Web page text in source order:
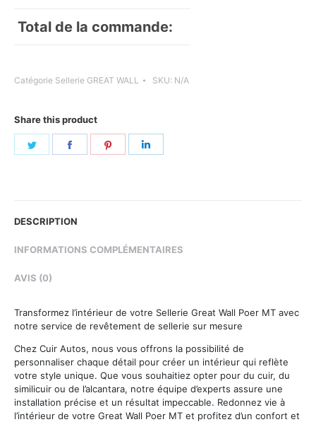
Total de la commande:
Catégorie Sellerie GREAT WALL SKU: N/A
Share this product
Share
Share
DESCRIPTION
INFORMATIONS COMPLÉMENTAIRES
AVIS (0)
Transformez l’intérieur de votre Sellerie Great Wall Poer MT avec
notre service de revêtement de sellerie sur mesure
Chez Cuir Autos, nous vous offrons la possibilité de
personnaliser chaque détail pour créer un intérieur qui reflète
votre style unique. Que vous souhaitiez opter pour du cuir, du
similicuir ou de l’alcantara, notre équipe d’experts assure une
installation précise et un résultat impeccable. Redonnez vie à
l’intérieur de votre Great Wall Poer MT et profitez d’un confort et